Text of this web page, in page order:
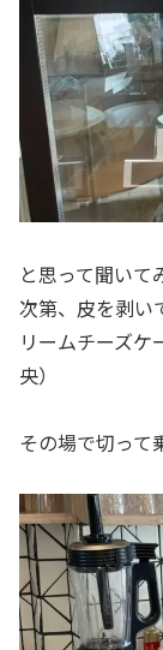
と思って聞いて
次第、皮を剥い
リームチーズ
央）
その場で切って